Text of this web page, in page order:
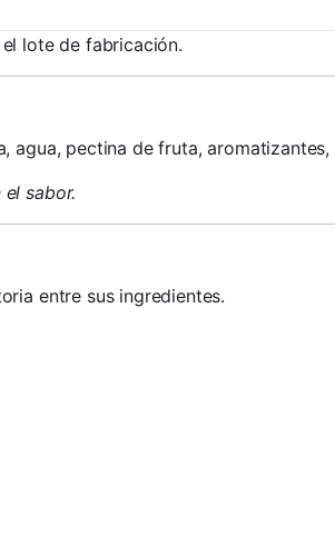
lote de fabricación.
agua, pectina de fruta,
sabor.
entre sus ingredientes.